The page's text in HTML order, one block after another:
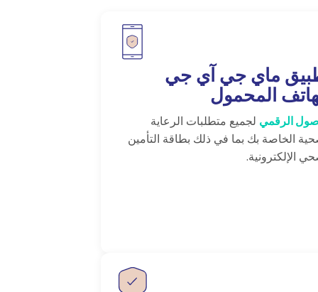
ماي جي آي جي
المحمول
الرقمي لجميع متطلبات الرعاية
الخاصة بك بما في ذلك بطاقة التأمين
الإلكترونية.